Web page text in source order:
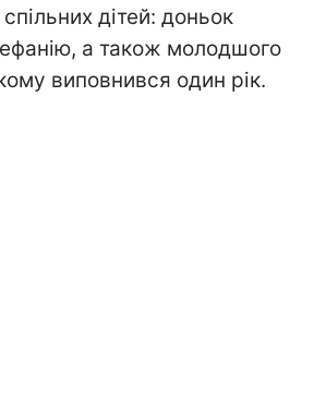
дітей: доньок
а також молодшого
виповнився один рік.